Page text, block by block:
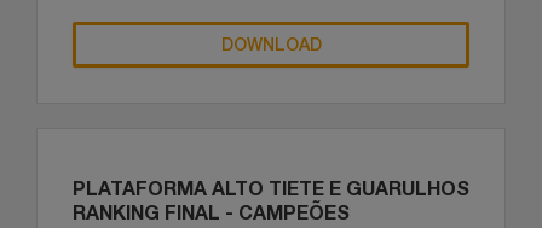
DOWNLOAD
PLATAFORMA ALTO TIETE E GUARULHOS
RANKING FINAL - CAMPEÕES